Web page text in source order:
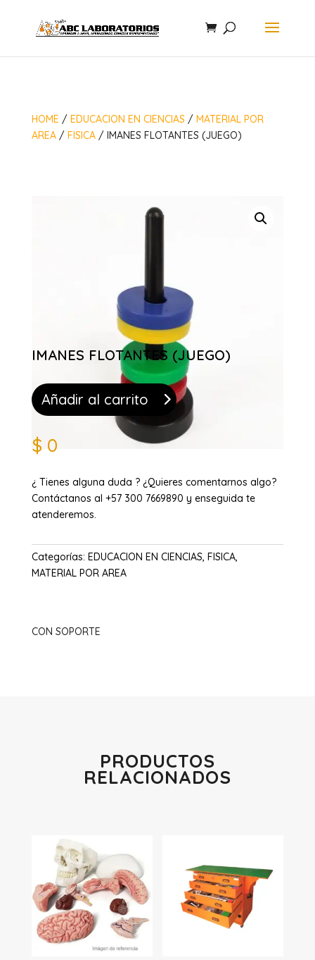
HOME / EDUCACION EN CIENCIAS/ MATERIAL POR
AREA/ FISICA/ IMANES FLOTANTES (JUEGO)
IMANES FLOTANTES (JUEGO)
Añadir al carrito
$ 0
¿ Tienes alguna duda ? ¿Quieres comentarnos algo?
Contáctanos al +57 300 7669890 y enseguida te
atenderemos.
Categorías: EDUCACION EN CIENCIAS, FISICA,
MATERIAL POR AREA
CON SOPORTE
PRODUCTOS
RELACIONADOS